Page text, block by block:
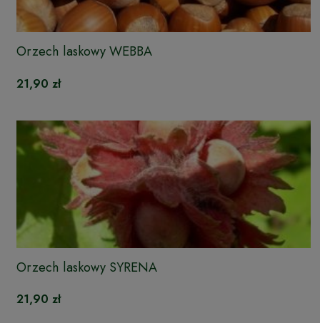
Orzech laskowy WEBBA
21,90 zł
Orzech laskowy SYRENA
21,90 zł